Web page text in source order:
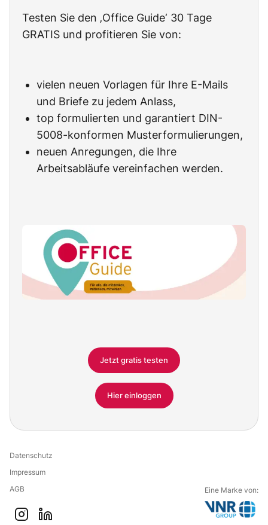
Testen Sie den ‚Office Guide‘ 30 Tage
GRATIS und profitieren Sie von:
vielen neuen Vorlagen für Ihre E-Mails
und Briefe zu jedem Anlass,
top formulierten und garantiert DIN-
5008-konformen Musterformulierungen,
neuen Anregungen, die Ihre
Arbeitsabläufe vereinfachen werden.
Jetzt gratis testen
Hier einloggen
Datenschutz
Impressum
AGB
Eine Marke von: